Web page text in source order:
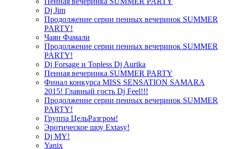
Dj Jim
Продолжение серии пенных вечеринок SUMMER
PARTY!
Чаян Фамали
Продолжение серии пенных вечеринок SUMMER
PARTY!
Dj Forsage и Topless Dj Aurika
Пенная вечеринка SUMMER PARTY
Финал конкурса MISS SENSATION SAMARA
2015! Главный гость Dj Feel!!!
Продолжение серии пенных вечеринок SUMMER
PARTY!
Группа ЦельРазгром!
Эротическое шоу Extasy!
Dj MY!
Yanix